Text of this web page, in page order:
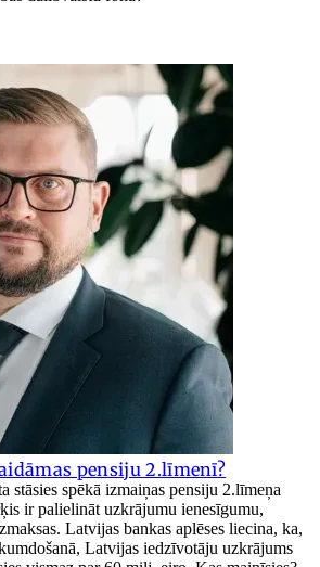
pensiju 2.līmenī?
stāsies spēkā izmaiņas pensiju 2.līmeņa
ir palielināt uzkrājumu ienesīgumu,
Latvijas bankas aplēses liecina, ka,
Latvijas iedzīvotāju uzkrājums